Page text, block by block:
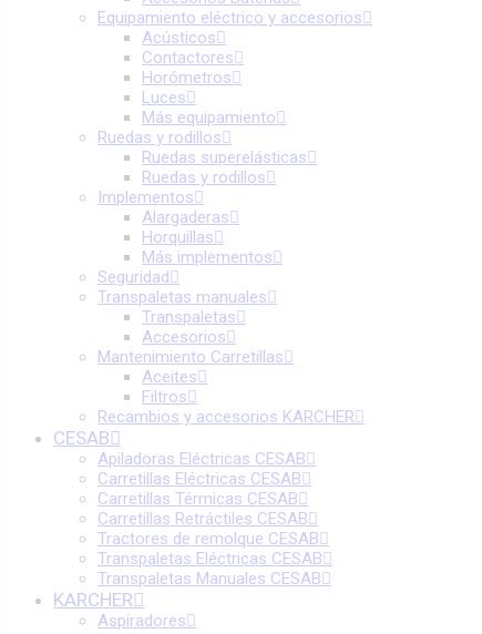
Equipamiento eléctrico y accesorios
Acústicos
Contactores
Horómetros
Luces
Más equipamiento
Ruedas y rodillos
Ruedas superelásticas
Ruedas y rodillos
Implementos
Alargaderas
Horquillas
Más implementos
Seguridad
Transpaletas manuales
Transpaletas
Accesorios
Mantenimiento Carretillas
Aceites
Filtros
Recambios y accesorios KARCHER
CESAB
Apiladoras Eléctricas CESAB
Carretillas Eléctricas CESAB
Carretillas Térmicas CESAB
Carretillas Retráctiles CESAB
Tractores de remolque CESAB
Transpaletas Eléctricas CESAB
Transpaletas Manuales CESAB
KARCHER
Aspiradores